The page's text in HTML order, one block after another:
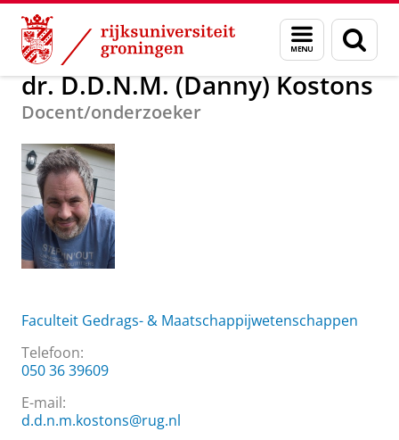
Skip
Content
Skip
Navigation
Menu
en
zoeken
Over ons dr. D.D.N.M. (Danny) Kostons
dr. D.D.N.M. (Danny) Kostons
Docent/onderzoeker
Faculteit Gedrags- & Maatschappijwetenschappen
Telefoon:
050 36 39609
E-mail:
d.d.n.m.kostons@rug.nl